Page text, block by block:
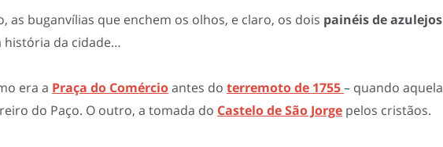
as buganvílias que enchem os olhos, e claro, os dois painéis de azulejos
história da cidade…
era a Praça do Comércioantes do terremoto de 1755– quando aquela
do Paço. O outro, a tomada do Castelo de São Jorgepelos cristãos.